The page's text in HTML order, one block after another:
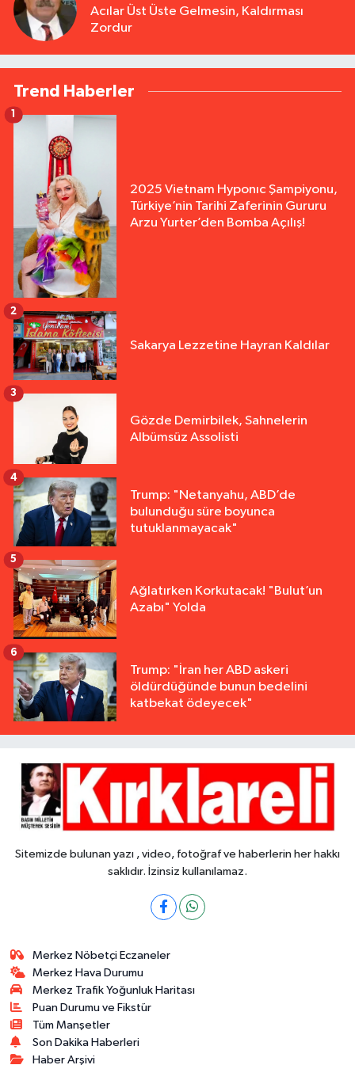
Acılar Üst Üste Gelmesin, Kaldırması
Zordur
Trend Haberler
2025 Vietnam Hyponıc Şampiyonu,
Türkiye’nin Tarihi Zaferinin Gururu
Arzu Yurter’den Bomba Açılış!
1
Sakarya Lezzetine Hayran Kaldılar
2
Gözde Demirbilek, Sahnelerin
Albümsüz Assolisti
3
Trump: "Netanyahu, ABD’de
bulunduğu süre boyunca
tutuklanmayacak"
4
Ağlatırken Korkutacak! "Bulut’un
Azabı" Yolda
5
Trump: "İran her ABD askeri
öldürdüğünde bunun bedelini
katbekat ödeyecek"
6
Sitemizde bulunan yazı , video, fotoğraf ve haberlerin her hakkı
saklıdır. İzinsiz kullanılamaz.
Merkez Nöbetçi Eczaneler
Merkez Hava Durumu
Merkez Trafik Yoğunluk Haritası
Puan Durumu ve Fikstür
Tüm Manşetler
Son Dakika Haberleri
Haber Arşivi